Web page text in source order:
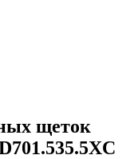
щеток